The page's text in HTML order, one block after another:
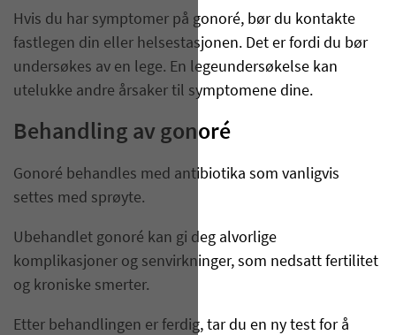
Hvis du har symptomer på gonoré, bør du kontakte
fastlegen din eller helsestasjonen. Det er fordi du bør
undersøkes av en lege. En legeundersøkelse kan
utelukke andre årsaker til symptomene dine.
Behandling av gonoré
Gonoré behandles med antibiotika som vanligvis
settes med sprøyte.
Ubehandlet gonoré kan gi deg alvorlige
komplikasjoner og senvirkninger, som nedsatt fertilitet
og kroniske smerter.
Etter behandlingen er ferdig, tar du en ny test for å